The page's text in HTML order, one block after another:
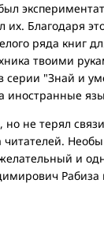
Благодаря
ряда книг
твоими
"Знай и
иностранные
не терял
читателей.
и
Рабиза